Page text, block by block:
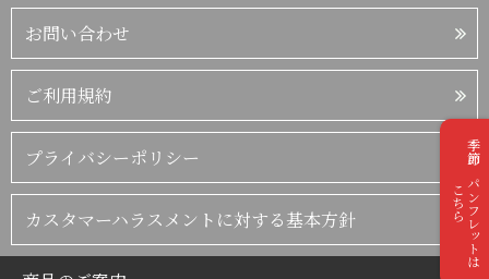
お問い合わせ
ご利用規約
プライバシーポリシー
カスタマーハラスメントに対する基本方針 季節のパンフレットは
こちら